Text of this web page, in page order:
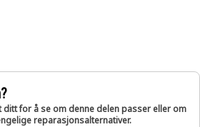
ditt for å se om denne delen passer eller om
reparasjonsalternativer.